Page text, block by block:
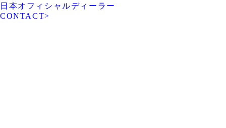
日本オフィシャルディーラー
CONTACT>